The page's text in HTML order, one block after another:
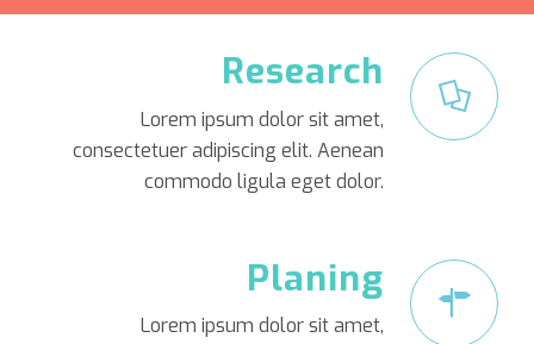
Research
Lorem ipsum dolor sit amet,
consectetuer adipiscing elit. Aenean
commodo ligula eget dolor.
Planing
Lorem ipsum dolor sit amet,